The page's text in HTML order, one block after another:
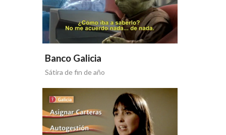
Banco Galicia
Sátira de fin de año